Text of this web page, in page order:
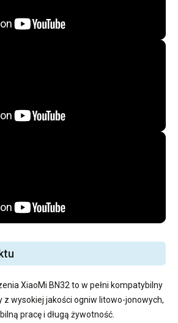
XiaoMi BN32 to w pełni kompatybilny
z wysokiej jakości ogniw litowo-jonowych,
pracę i długą żywotność.